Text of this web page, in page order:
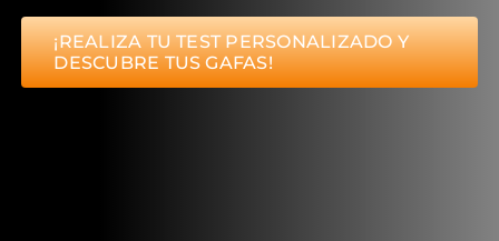
¡REALIZA TU TEST PERSONALIZADO Y
DESCUBRE TUS GAFAS!